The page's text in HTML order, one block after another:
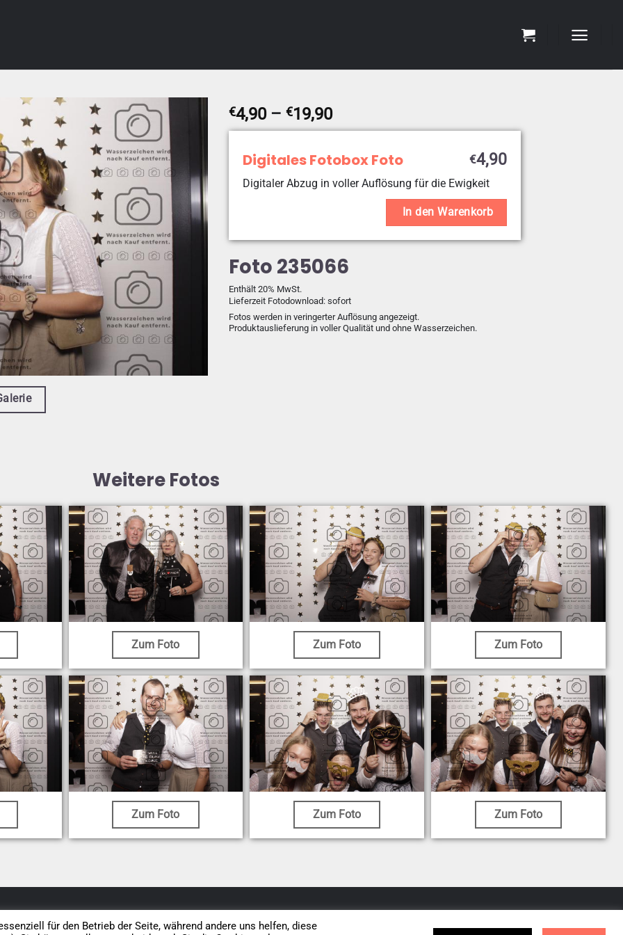
Foto 235066
€4,90 – €19,90Preisspanne:
€4,90
€19,90
Enthält 20% MwSt.
Lieferzeit Fotodownload: sofort
Fotos werden in veringerter Auflösung angezeigt.
Produktauslieferung in voller Qualität und ohne Wasserzeichen.
Digitales Fotobox Foto €4,90
Digitaler Abzug in voller Auflösung für die Ewigkeit
In den Warenkorb
Weitere Fotos
Zum Foto Zum Foto Zum Foto
Zum Foto Zum Foto Zum Foto
Datenschutz AGB Impressum Vertrag widerrufen
für den Betrieb der Seite, während andere uns helfen, diese